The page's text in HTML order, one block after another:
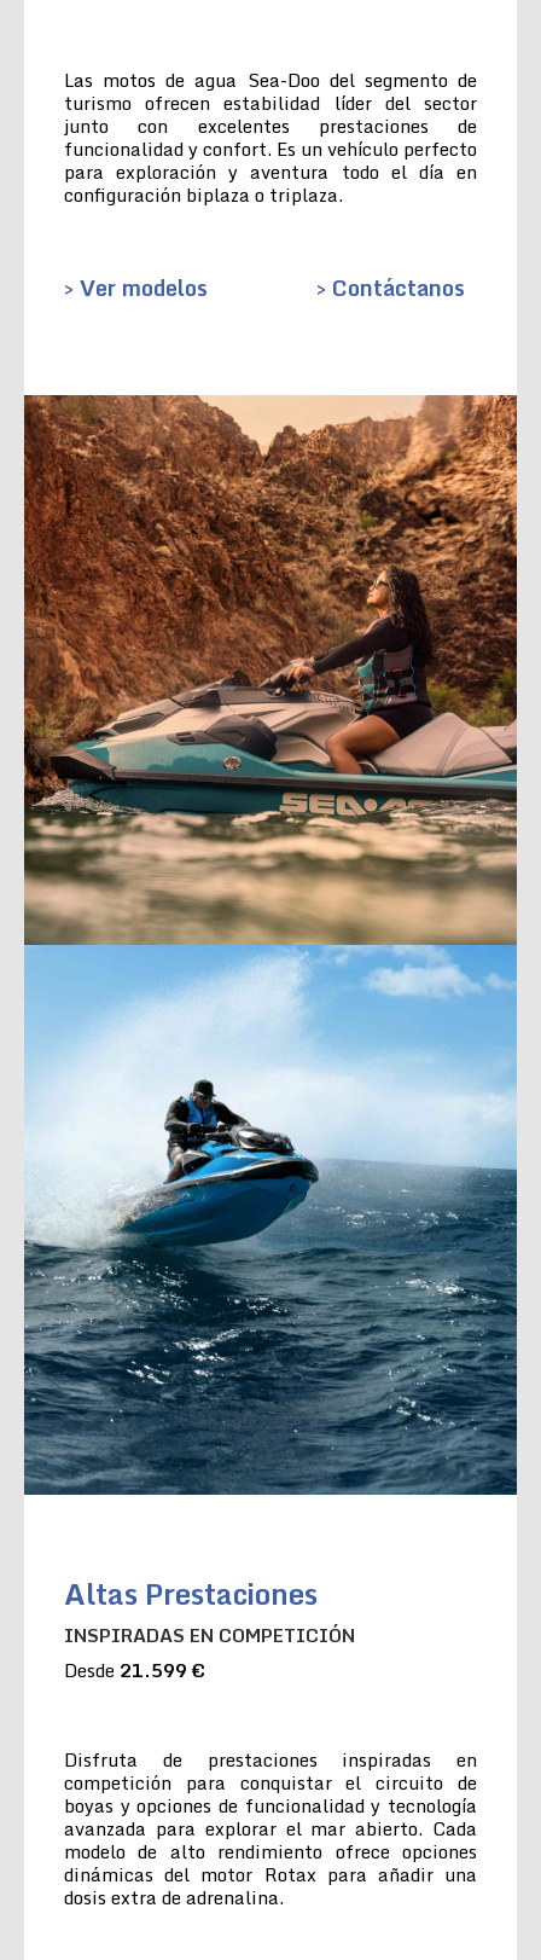
Las motos de agua Sea-Doo del segmento de
turismo ofrecen estabilidad líder del sector
junto con excelentes prestaciones de
funcionalidad y confort. Es un vehículo perfecto
para exploración y aventura todo el día en
configuración biplaza o triplaza.
> Ver modelos > Contáctanos
Altas Prestaciones
INSPIRADAS EN COMPETICIÓN
Desde 21.599 €
Disfruta de prestaciones inspiradas en
competición para conquistar el circuito de
boyas y opciones de funcionalidad y tecnología
avanzada para explorar el mar abierto. Cada
modelo de alto rendimiento ofrece opciones
dinámicas del motor Rotax para añadir una
dosis extra de adrenalina.